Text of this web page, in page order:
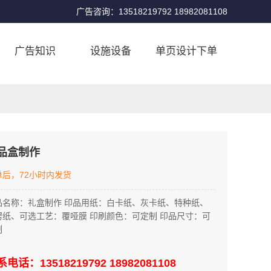
广告咨询：13518219792 18982081108
广告知识 设施设备 单页设计下单
盒制作
后，72小时内发货
名称：礼盒制作 印品用纸：白卡纸、灰卡纸、特种纸、
纸、可选工艺：覆哑膜 印刷颜色：可定制 印品尺寸：可
电话：13518219792 18982081108